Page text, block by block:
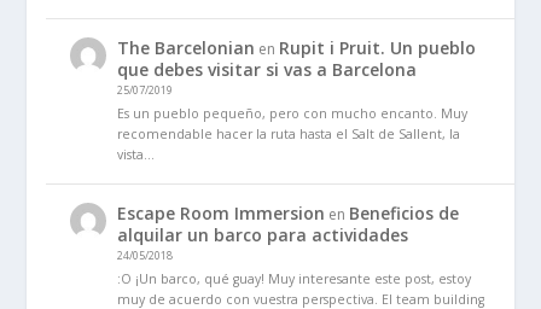
The Barcelonian en Rupit i Pruit. Un pueblo
que debes visitar si vas a Barcelona
25/07/2019
Es un pueblo pequeño, pero con mucho encanto. Muy
recomendable hacer la ruta hasta el Salt de Sallent, la
vista…
Escape Room Immersion en Beneficios de
alquilar un barco para actividades
24/05/2018
:O ¡Un barco, qué guay! Muy interesante este post, estoy
muy de acuerdo con vuestra perspectiva. El team building